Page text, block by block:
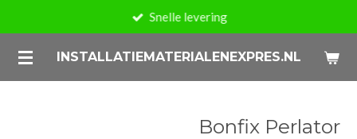
naar
de
INSTALLATIEMATERIALENEXPRES.NL
Snelle levering
Bonfix Perlator